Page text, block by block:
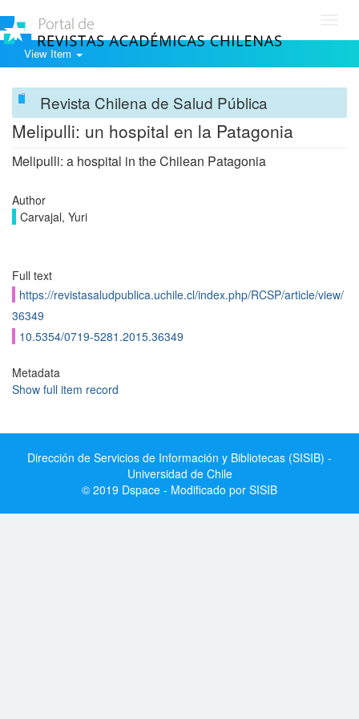
View Item
Revista Chilena de Salud Pública
Melipulli: un hospital en la Patagonia
Melipulli: a hospital in the Chilean Patagonia
Author
Carvajal, Yuri
Full text
https://revistasaludpublica.uchile.cl/index.php/RCSP/article/view/
36349
10.5354/0719-5281.2015.36349
Metadata
Show full item record
Dirección de Servicios de Información y Bibliotecas (SISIB) -
Universidad de Chile
© 2019 Dspace - Modificado por SISIB